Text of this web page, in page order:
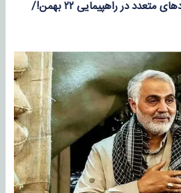
رییسی در محاصره بادیگاردهای متعدد در راهپیمایی ۲۲ بهمن!/